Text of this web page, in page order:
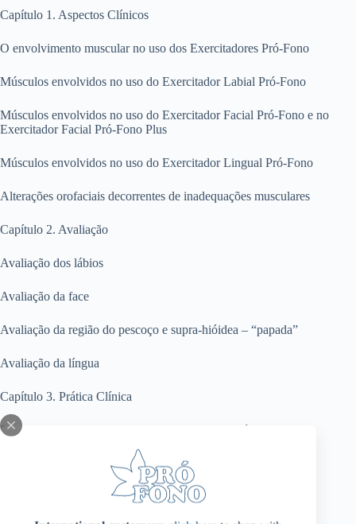
Capítulo 1. Aspectos Clínicos
O envolvimento muscular no uso dos Exercitadores Pró-Fono
Músculos envolvidos no uso do Exercitador Labial Pró-Fono
Músculos envolvidos no uso do Exercitador Facial Pró-Fono e no
Exercitador Facial Pró-Fono Plus
Músculos envolvidos no uso do Exercitador Lingual Pró-Fono
Alterações orofaciais decorrentes de inadequações musculares
Capítulo 2. Avaliação
Avaliação dos lábios
Avaliação da face
Avaliação da região do pescoço e supra-hióidea – “papada”
Avaliação da língua
Capítulo 3. Prática Clínica
Criação e desenvolvimento dos Exercitadores Pró-Fono
Exercitador Labial Pró-Fono
Exercitador Facial Pró-Fono